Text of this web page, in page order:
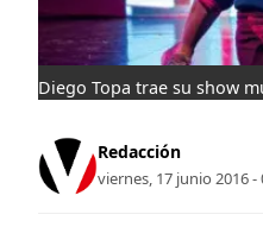
Diego Topa trae su show
Redacción
viernes, 17 junio 2016 -